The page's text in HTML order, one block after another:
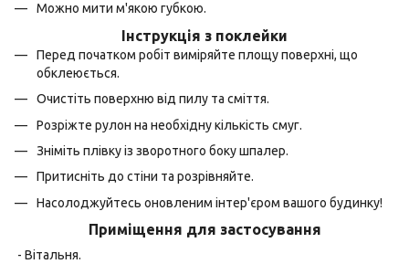
Можно мити м'якою губкою.
Інструкція з поклейки
Перед початком робіт виміряйте площу поверхні, що
обклеюється.
Очистіть поверхню від пилу та сміття.
Розріжте рулон на необхідну кількість смуг.
Зніміть плівку із зворотного боку шпалер.
Притисніть до стіни та розрівняйте.
Насолоджуйтесь оновленим інтер'єром вашого будинку!
Приміщення для застосування
- Вітальня.